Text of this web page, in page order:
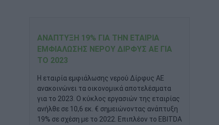
ΑΝΆΠΤΥΞΗ 19% ΓΙΑ ΤΗΝ ΕΤΑΙΡΊΑ
ΕΜΦΙΆΛΩΣΗΣ ΝΕΡΟΎ ΔΊΡΦΥΣ ΑΕ ΓΙΑ
ΤΟ 2023
Η εταιρία εμφιάλωσης νερού Δίρφυς ΑΕ
ανακοινώνει τα οικονομικά αποτελέσματα
για το 2023. Ο κύκλος εργασιών της εταιρίας
ανήλθε σε 10,6 εκ. € σημειώνοντας ανάπτυξη
19% σε σχέση με το 2022. Επιπλέον το EBITDA